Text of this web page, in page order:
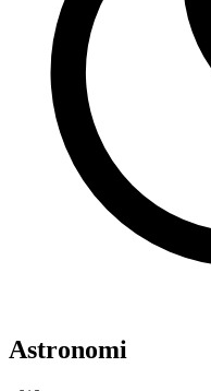
Astronomi